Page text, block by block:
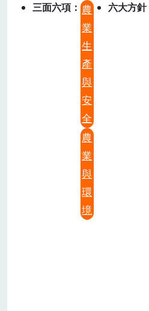
三面六項
農
業
生
產
與
安
全
農
業
與
環
境
六大方針